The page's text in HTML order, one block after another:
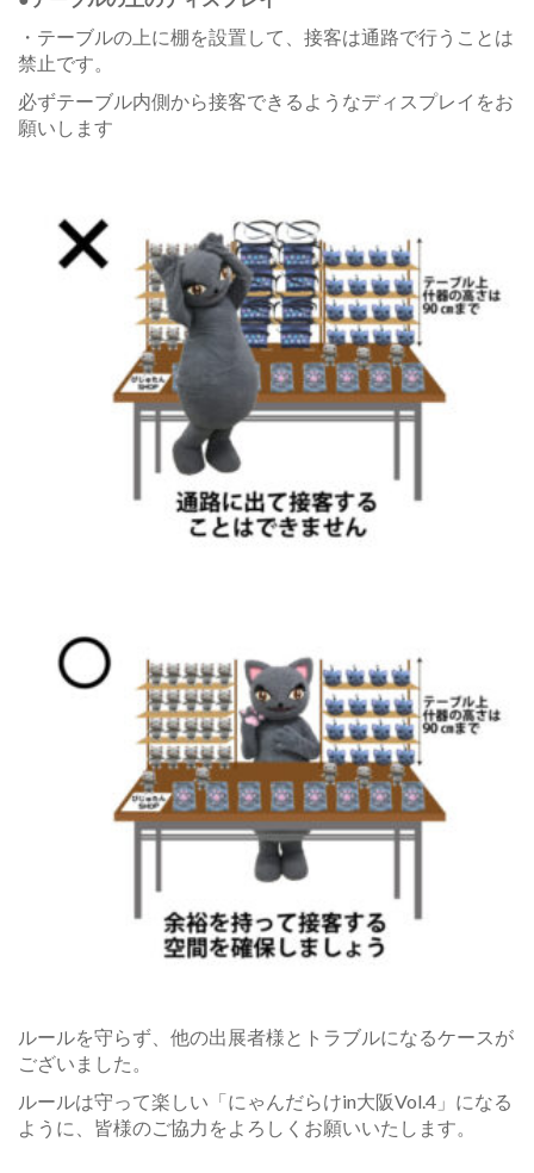
・テーブルの上に棚を設置して、接客は通路で行うことは
禁止です。
必ずテーブル内側から接客できるようなディスプレイをお
願いします
ルールを守らず、他の出展者様とトラブルになるケースが
ございました。
ルールは守って楽しい「にゃんだらけin大阪Vol.4」になる
ように、皆様のご協力をよろしくお願いいたします。